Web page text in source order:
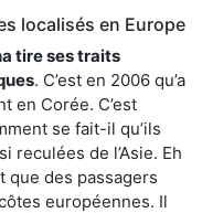
localisés en Europe
tire ses traits
. C’est en 2006 qu’a
en Corée. C’est
se fait-il qu’ils
reculées de l’Asie. Eh
que des passagers
européennes. Il